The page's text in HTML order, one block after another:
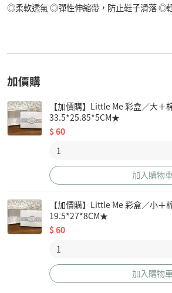
◎柔軟透氣 ◎彈性伸縮帶，防止鞋子滑落 ◎
加價購
【加價購】Little Me 彩盒／大
33.5*25.85*5CM★
$60
加入購物
【加價購】Little Me 彩盒／小
19.5*27*8CM★
$60
加入購物